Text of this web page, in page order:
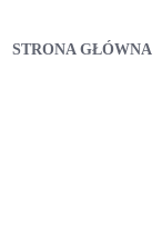
STRONA GŁÓWNA